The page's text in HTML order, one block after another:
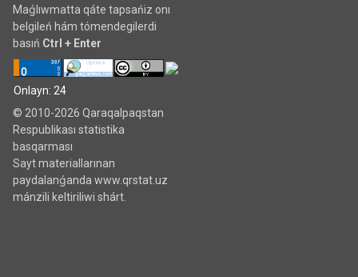
Maǵlıwmatta qáte tapsańiz onı
belgileń hám tómendegilerdi
basıń Ctrl + Enter
Onlayn: 24
© 2010-2026 Qaraqalpaqstan
Respublikası statistika
basqarması
Sayt materiallarınan
paydalanǵanda www.qrstat.uz
mánzili keltiriliwi shárt.